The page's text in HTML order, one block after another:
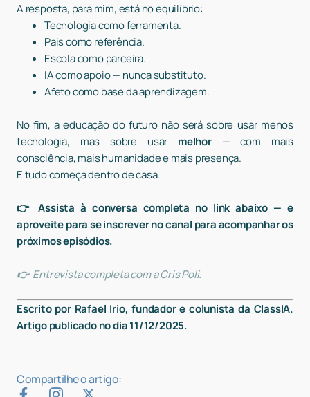
A resposta, para mim, está no equilíbrio:
Tecnologia como ferramenta.
Pais como referência.
Escola como parceira.
IA como apoio — nunca substituto.
Afeto como base da aprendizagem.
No fim, a educação do futuro não será sobre usar menos
tecnologia, mas sobre usar melhor— com mais
consciência, mais humanidade e mais presença.
E tudo começa dentro de casa.
👉 Assista à conversa completa no link abaixo — e
aproveite para se inscrever no canal para acompanhar os
próximos episódios.
👉Entrevista completa com a Cris Poli.
Escrito por Rafael Irio, fundador e colunista da ClassIA.
Artigo publicado no dia 11/12/2025.
Compartilhe o artigo: